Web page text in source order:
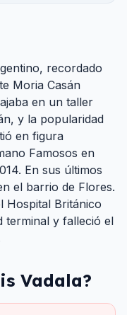
recordado
Moria Casán
en un taller
y la popularidad
en figura
Famosos en
En sus últimos
el barrio de Flores.
Hospital Británico
terminal y falleció el
Vadala?